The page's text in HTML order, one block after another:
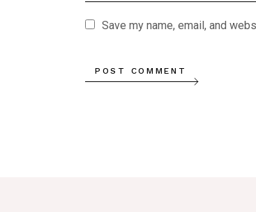
Save my name, email, and
POST COMMENT